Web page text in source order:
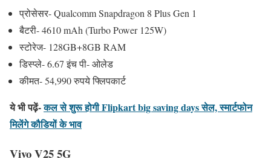
प्रोसेसर- Qualcomm Snapdragon 8 Plus Gen 1
बैटरी- 4610 mAh (Turbo Power 125W)
स्टोरेज- 128GB+8GB RAM
डिस्प्ले- 6.67 इंच पी- ओलेड
कीमत- 54,990 रुपये फ्लिपकार्ट
ये भी पढ़ें-कल से शुरू होगी Flipkart big saving days सेल, स्मार्टफोन
मिलेंगे कौडियों के भाव
Vivo V25 5G